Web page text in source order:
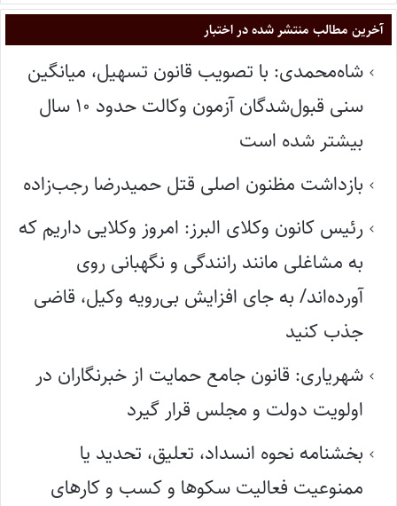
آخرین مطالب منتشر شده در اختبار
شاه‌محمدی: با تصویب قانون تسهیل، میانگین
سنی قبول‌شدگان آزمون وکالت حدود ۱۰ سال
بیشتر شده است
بازداشت مظنون اصلی قتل حمیدرضا رجب‌زاده
رئیس کانون وکلای البرز: امروز وکلایی داریم که
به مشاغلی مانند رانندگی و نگهبانی روی
آورده‌اند/ به جای افزایش بی‌رویه وکیل، قاضی
جذب کنید
شهریاری: قانون جامع حمایت از خبرنگاران در
اولویت دولت و مجلس قرار گیرد
بخشنامه نحوه انسداد، تعلیق، تحدید یا
ممنوعیت فعالیت سکوها و کسب و کارهای